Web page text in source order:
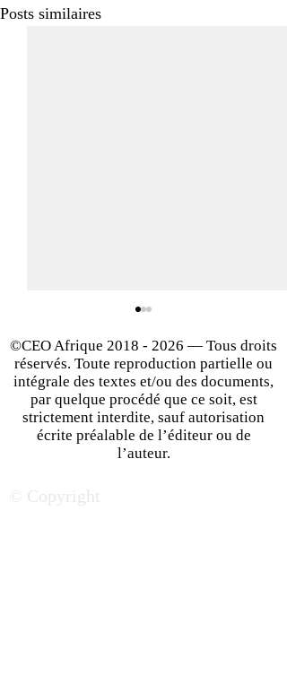
Posts similaires
Secteurs et marchés
les tendances les plus
©CEO Afrique 2018 - 2026 — Tous droits
réservés. Toute reproduction partielle ou
intégrale des textes et/ou des documents,
par quelque procédé que ce soit, est
strictement interdite, sauf autorisation
écrite préalable de l’éditeur ou de
l’auteur.
© Copyright